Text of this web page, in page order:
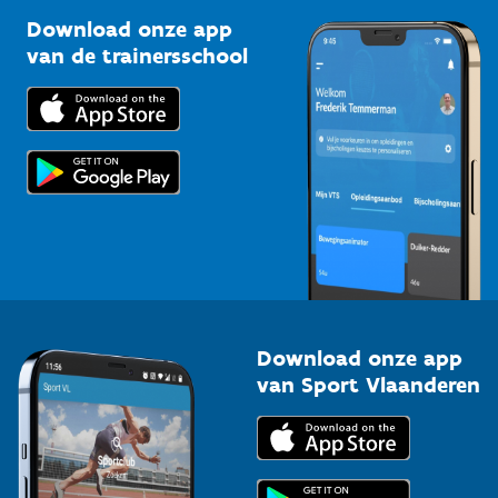
Bedrijven
Trainers en begeleiders
Topsporters
Kennisplatform
Downloads
Voor de pers
Download onze app
van de trainersschool
Download onze app
van Sport Vlaanderen